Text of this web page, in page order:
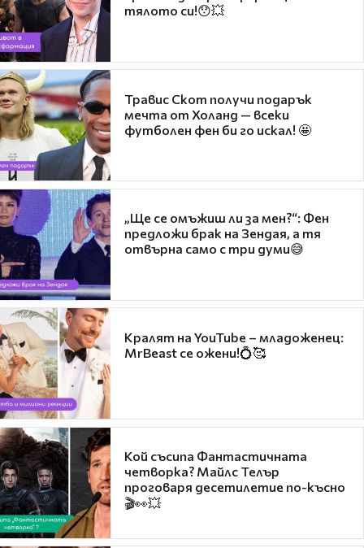
тялото си!😯💥
Травис Скот получи подарък
мечта от Холанд — всеки
футболен фен би го искал! 🤩
„Ще се омъжиш ли за мен?“: Фен
предложи брак на Зендая, а тя
отвърна само с три думи😅
Кралят на YouTube – младоженец:
MrBeast се ожени!💍🥰
Кой съсипа Фантастичната
четворка? Майлс Телър
проговаря десетилетие по-късно
🎬👀💥